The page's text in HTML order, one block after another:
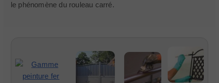
le phénomène du rouleau carré.